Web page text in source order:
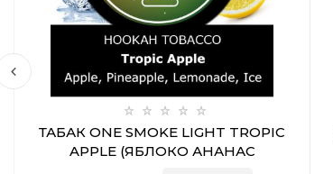
ТАБАК ONE SMOKE LIGHT TROPIC
APPLE (ЯБЛОКО АНАНАС